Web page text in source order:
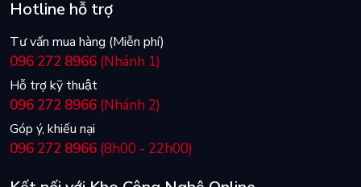
Hotline hỗ trợ
Tư vấn mua hàng (Miễn phí)
096 272 8966 (Nhánh 1)
Hỗ trợ kỹ thuật
096 272 8966 (Nhánh 2)
Góp ý, khiếu nại
096 272 8966 (8h00 - 22h00)